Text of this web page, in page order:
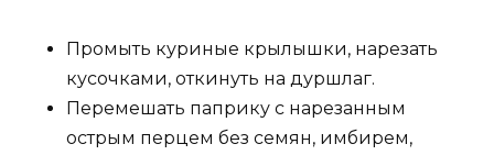
Промыть куриные крылышки, нарезать
кусочками, откинуть на дуршлаг.
Перемешать паприку с нарезанным
острым перцем без семян, имбирем,